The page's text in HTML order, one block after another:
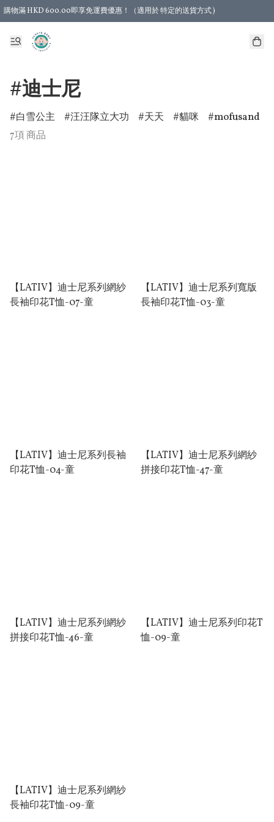
購物滿 HKD 600.00即享免運費優惠！（適用於 特定的送貨方式 )
#迪士尼
白雪公主 汪汪隊立大功 天天 貓咪
mofusand
7項 商品
【LATIV】迪⼠尼系列網紗
⻑袖印花T恤-07-童
【LATIV】迪⼠尼系列寬版
⻑袖印花T恤-03-童
【LATIV】迪⼠尼系列⻑袖
印花T恤-04-童
【LATIV】迪⼠尼系列網紗
拼接印花T恤-47-童
【LATIV】迪⼠尼系列網紗
拼接印花T恤-46-童
【LATIV】迪⼠尼系列印花T
恤-09-童
【LATIV】迪⼠尼系列網紗
⻑袖印花T恤-09-童